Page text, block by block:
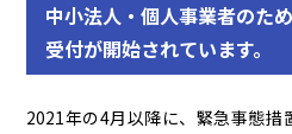
中小法人・個人事業者のた
受付が開始されています。
2021年の4月以降に、緊急事態措